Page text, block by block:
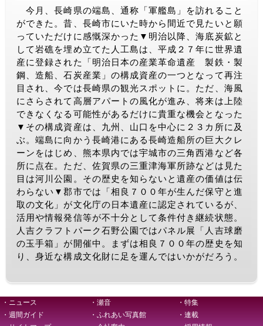
今月、長崎県の端島、通称「軍艦島」を訪れること
ができた。昔、長崎市にいた時から間近で見たいと願
っていただけに感慨深かった▼明治以降、海底炭鉱と
して岩礁を埋め立てた人工島は、平成２７年に世界遺
産に登録された「明治日本の産業革命遺産 製鉄・製
鋼、造船、石炭産業」の構成資産の一つとなって再注
目され、今では長崎県の観光スポットに。ただ、海風
にさらされて高層アパートの風化が進み、将来は上陸
できなくなる可能性があるだけに貴重な機会となった
▼その構成資産は、九州、山口を中心に２３カ所に及
ぶ。端島に向かう長崎港にある長崎造船所の巨大クレ
ーンをはじめ、熊本県内では宇城市の三角西港など各
所に点在。ただ、佐賀県の三重津海軍所跡などは見た
目は河川公園。その歴史を知らないと遺産の価値は伝
わらない▼郡市では「相良７００年が生んだ保守と進
取の文化」が文化庁の日本遺産に認定されているが、
活用や情報発信等が不十分として条件付き継続状態。
人吉クラフトパーク石野公園ではパネル展「人吉球磨
の玉手箱」が開催中。まずは相良７００年の歴史を知
り、身近な構成文化財に足を運んではいかがだろう。
・ニュース ・瀬音
・特集
・週間ガイド
・ふれあい写真館
・連載